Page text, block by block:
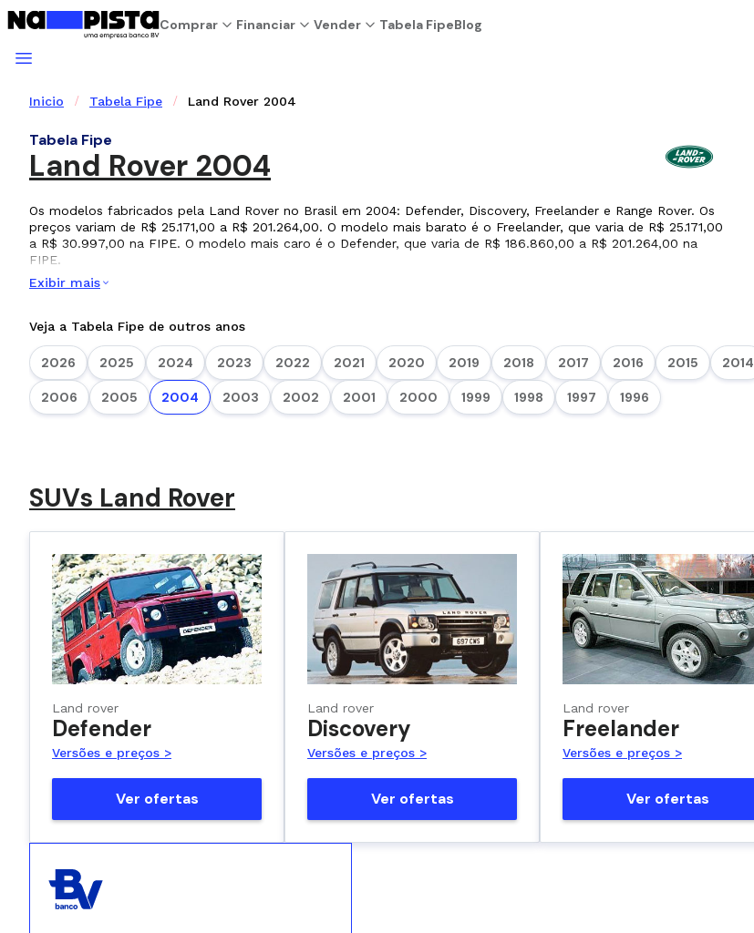
Comprar Financiar Vender Tabela FipeBlog
Inicio Tabela Fipe Land Rover 2004
Tabela Fipe
Land Rover 2004
Os modelos fabricados pela Land Rover no Brasil em 2004: Defender, Discovery, Freelander e Range Rover. Os
preços variam de R$ 25.171,00 a R$ 201.264,00. O modelo mais barato é o Freelander, que varia de R$ 25.171,00
a R$ 30.997,00 na FIPE. O modelo mais caro é o Defender, que varia de R$ 186.860,00 a R$ 201.264,00 na
FIPE.
Exibir mais
Veja a Tabela Fipe de outros anos
2026 2025 2024 2023 2022 2021 2020 2019 2018 2017 2016 2015 2014
2006 2005 2004 2003 2002 2001 2000 1999 1998 1997 1996
SUVs Land Rover
Land rover
Defender
Versões e preços >
Ver ofertas
Land rover
Discovery
Versões e preços >
Ver ofertas
Land rover
Freelander
Versões e preços >
Ver ofertas